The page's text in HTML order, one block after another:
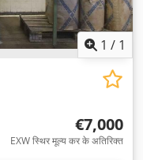
1 / 1
€7,000
EXW स्थिर मूल्य कर के अतिरिक्त